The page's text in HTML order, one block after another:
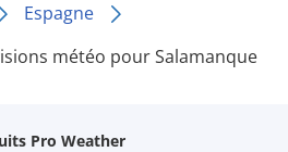
Espagne
météo pour Salamanque
Pro Weather